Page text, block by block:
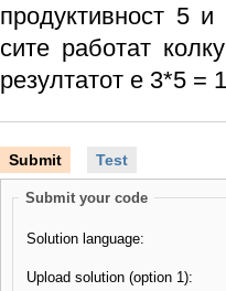
продуктивност 5
сите работат
резултатот е 3*5 =
Submit Test
Submit your code
Solution language:
Upload solution (option 1):